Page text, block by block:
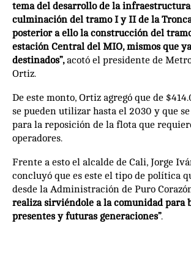
tema del desarrollo de la
culminación del tramo I y II de la
posterior a ello la construcción del
estación Central del MIO, mismos que
destinados”,acotó el presidente de
Ortiz.
De este monto, Ortiz agregó que de
se pueden utilizar hasta el 2030 y que se
para la reposición de la flota que
operadores.
Frente a esto el alcalde de Cali, Jorge
concluyó que es este el tipo de política
desde la Administración de Puro
realiza sirviéndole a la comunidad para
presentes y futuras generaciones”.